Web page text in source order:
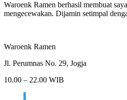
Waroenk Ramen berhasil membuat
mengecewakan. Dijamin setimpal
Waroenk Ramen
Jl. Perumnas No. 29, Jogja
10.00 – 22.00 WIB